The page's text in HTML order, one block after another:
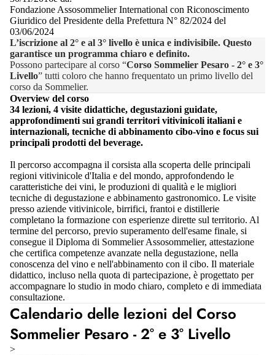
Fondazione Assosommelier International con Riconoscimento
Giuridico del Presidente della Prefettura N° 82/2024 del
03/06/2024
L’iscrizione al 2° e al 3° livello è unica e indivisibile. Questo
garantisce un programma chiaro e definito.
Possono partecipare al corso “Corso Sommelier Pesaro - 2° e 3°
Livello” tutti coloro che hanno frequentato un primo livello del
corso da Sommelier.
Overview del corso
34 lezioni, 4 visite didattiche, degustazioni guidate,
approfondimenti sui grandi territori vitivinicoli italiani e
internazionali, tecniche di abbinamento cibo-vino e focus sui
principali prodotti del beverage.
Il percorso accompagna il corsista alla scoperta delle principali
regioni vitivinicole d'Italia e del mondo, approfondendo le
caratteristiche dei vini, le produzioni di qualità e le migliori
tecniche di degustazione e abbinamento gastronomico. Le visite
presso aziende vitivinicole, birrifici, frantoi e distillerie
completano la formazione con esperienze dirette sul territorio. Al
termine del percorso, previo superamento dell'esame finale, si
consegue il Diploma di Sommelier Assosommelier, attestazione
che certifica competenze avanzate nella degustazione, nella
conoscenza del vino e nell'abbinamento con il cibo. Il materiale
didattico, incluso nella quota di partecipazione, è progettato per
accompagnare lo studio in modo chiaro, completo e di immediata
consultazione.
Calendario delle lezioni del Corso
Sommelier Pesaro - 2° e 3° Livello
>